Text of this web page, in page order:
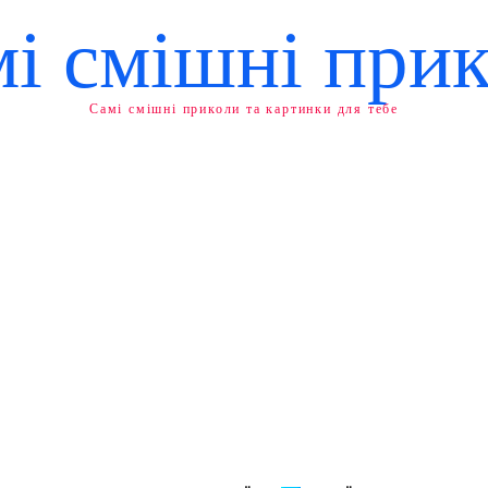
смішні
Самі смішні приколи та картинки для тебе